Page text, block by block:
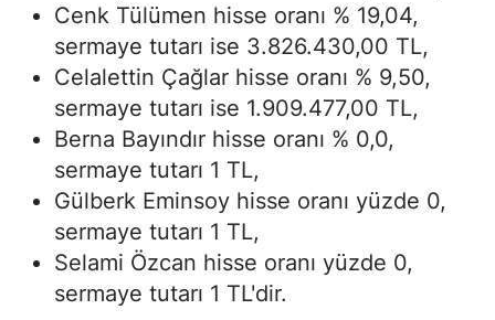
Cenk Tülümen hisse oranı % 19,04,
sermaye tutarı ise 3.826.430,00 TL,
Celalettin Çağlar hisse oranı % 9,50,
sermaye tutarı ise 1.909.477,00 TL,
Berna Bayındır hisse oranı % 0,0,
sermaye tutarı 1 TL,
Gülberk Eminsoy hisse oranı yüzde 0,
sermaye tutarı 1 TL,
Selami Özcan hisse oranı yüzde 0,
sermaye tutarı 1 TL'dir.